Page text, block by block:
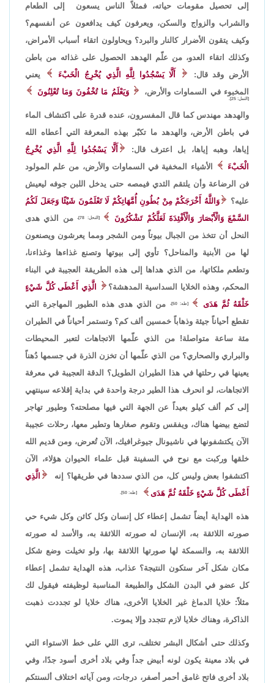
إلى تحصيل مقومات حياته، فمثلاً الناس يسعون إلى الطعام
والشراب والزواج والسكن، ويعرفون كيف يدافعون عن أنفسهم؟
وكيف يتقون الأضرار كالنار والبرد؟ ويحاولون اتقاء أسباب الأمراض،
وكذلك اتقاء العدو، من علّم الهدهد الحصول على غذائه من باطن
الأرض وقد قال:
أَلَّا يَسْجُدُوا لِلَّهِ الَّذِي يُخْرِجُ الْخَبْءَ
يعني
المخبوء في السماوات والأرض،
وَيَعْلَمُ مَا تُخْفُونَ وَمَا تُعْلِنُونَ
[النمل: 25].
والهدهد مهندس كما قال المفسرون، عنده قدرة على اكتشاف الماء
في باطن الأرض، والهدهد ما تكبّر بهذه المعرفة التي أعطاه الله
إياها، وهبه إياها، بل اعترف قال:
أَلَّا يَسْجُدُوا لِلَّهِ الَّذِي يُخْرِجُ
الْخَبْءَ
الأشياء المخفية في السماوات والأرض، من علم المولود
فن الرضاعة وأن يلتقم الثدي فيمصه حتى يدخل اللبن جوفه ليعيش
عليه؟
وَاللَّهُ أَخْرَجَكُمْ مِنْ بُطُونِ أُمَّهَاتِكُمْ لَا تَعْلَمُونَ شَيْئًا وَجَعَلَ لَكُمُ
السَّمْعَ وَالْأَبْصَارَ وَالْأَفْئِدَةَ لَعَلَّكُمْ تَشْكُرُونَ
[النحل: 78]،
من الذي هدى
النحل أن تتخذ من الجبال بيوتاً ومن الشجر ومما يعرشون ويصنعون
لها من الأبنية والمناحل؟ تأوي إلى بيوتها وتصنع غذاءها وغذاءنا،
وتطعم ملكاتها، من الذي هداها إلى هذه الطريقة العجيبة في البناء
المحكم، وهذه الخلايا السداسية المدهشة؟
الَّذِي أَعْطَى كُلَّ شَيْءٍ
خَلْقَهُ ثُمَّ هَدَى
[طه: 50]،
من الذي هدى هذه الطيور المهاجرة التي
تقطع أحياناً جيئة وذهاباً خمسين ألف كم؟ وتستمر أحياناً في الطيران
مئة ساعة متواصلة! من الذي علّمها الاتجاهات لتعبر المحيطات
والبراري والصحاري؟ من الذي علّمها أن تخزن الذرة في جسمها دُهناً
يعينها في رحلتها في هذا الطيران الطويل؟ الدقة العجيبة في معرفة
الاتجاهات، لو انحرف هذا الطير درجة واحدة في بداية إقلاعه سينتهي
إلى كم ألف كيلو بعيداً عن الجهة التي فيها مصلحته؟ وطيور تهاجر
لتضع بيضها هناك، ويفقس وتقوم صغارها وتطير معها، رحلات عجيبة
الآن يكتشفونها في ناشيونال جيوغرافيك، الآن تُعرض، ومن قديم الله
خلقها وركبت مع نوح في السفينة قبل علماء الحيوان هؤلاء، الآن
اكتشفوا بعض وليس كل، من الذي سددها في طريقها؟ إنه
الَّذِي
أَعْطَى كُلَّ شَيْءٍ خَلْقَهُ ثُمَّ هَدَى
[طه: 50].
هذه الهداية أيضاً تشمل إعطاء كل إنسان وكل كائن وكل شيء حي
صورته اللائقة به، الإنسان له صورته اللائقة به، والأسد له صورته
اللائقة به، والسمكة لها صورتها اللائقة بها، ولو تخيلت وضع شكل
مكان شكل آخر ستكون النتيجة؟ عذاب، هذه الهداية تشمل إعطاء
كل عضو في البدن الشكل والطبيعة المناسبة لوظيفته فيقول لك
مثلاً: خلايا الدماغ غير الخلايا الأخرى، هناك خلايا لو تجددت ذهبت
الذاكرة، وهناك خلايا لازم تتجدد وإلا يموت.
وكذلك حتى أشكال البشر تختلف، ترى اللي على خط الاستواء التي
في بلاد معينة يكون لونه أبيض جداً وفي بلاد أخرى أسود جدًا، وفي
بلاد أخرى فاتح غامق أحمر أصفر، درجات، ومن آياته اختلاف ألسنتكم